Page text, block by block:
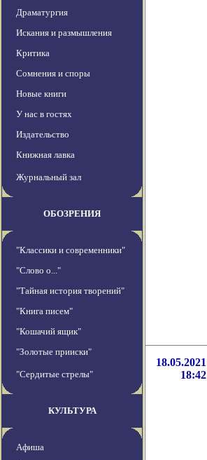
Драматургия
Искания и размышления
Критика
Сомнения и споры
Новые книги
У нас в гостях
Издательство
Книжная лавка
Журнальный зал
ОБОЗРЕНИЯ
"Классики и современники"
"Слово о..."
"Тайная история творений"
"Книга писем"
"Кошачий ящик"
"Золотые прииски"
"Сердитые стрелы"
КУЛЬТУРА
Афиша
18.05.2021
18:42